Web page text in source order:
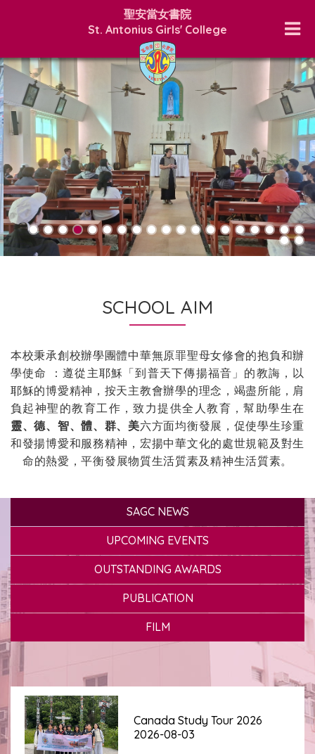
聖安當女書院
St. Antonius Girls' College
SCHOOL AIM
本校秉承創校辦學團體中華無原罪聖母女修會的抱負和辦
學使命 ：遵從主耶穌「到普天下傳揚福音」的教誨，以
耶穌的博愛精神，按天主教會辦學的理念，竭盡所能，肩
負起神聖的教育工作，致力提供全人教育，幫助學生在
靈、德、智、體、群、美六方面均衡發展，促使學生珍重
和發揚博愛和服務精神，宏揚中華文化的處世規範及對生
命的熱愛，平衡發展物質生活質素及精神生活質素。
SAGC NEWS
UPCOMING EVENTS
OUTSTANDING AWARDS
PUBLICATION
FILM
Canada Study Tour 2026
2026-08-03